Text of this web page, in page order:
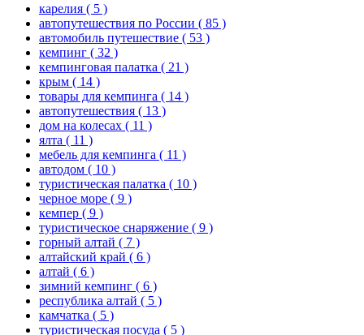
карелия ( 5 )
автопутешествия по России ( 85 )
автомобиль путешествие ( 53 )
кемпинг ( 32 )
кемпинговая палатка ( 21 )
крым ( 14 )
товары для кемпинга ( 14 )
автопутешествия ( 13 )
дом на колесах ( 11 )
ялта ( 11 )
мебель для кемпинга ( 11 )
автодом ( 10 )
туристическая палатка ( 10 )
черное море ( 9 )
кемпер ( 9 )
туристическое снаряжение ( 9 )
горный алтай ( 7 )
алтайский край ( 6 )
алтай ( 6 )
зимний кемпинг ( 6 )
республика алтай ( 5 )
камчатка ( 5 )
туристическая посуда ( 5 )